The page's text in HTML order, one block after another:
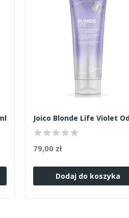
79,00 zł
Dodaj do koszyka